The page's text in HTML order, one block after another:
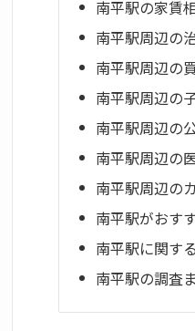
南平駅の家賃
南平駅周辺の
南平駅周辺の
南平駅周辺の
南平駅周辺の
南平駅周辺の
南平駅周辺の
南平駅がおす
南平駅に関す
南平駅の調査